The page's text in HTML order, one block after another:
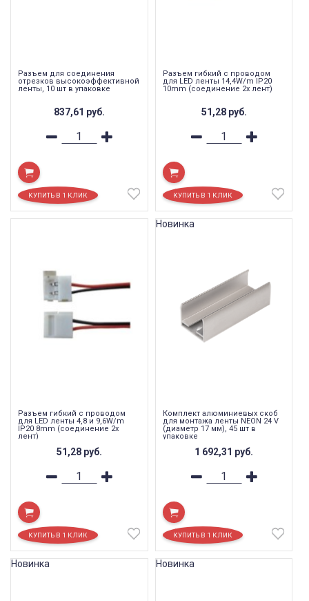
Разъем для соединения
отрезков высокоэффективной
ленты, 10 шт в упаковке
837,61 руб.
Разъем гибкий с проводом
для LED ленты 14,4W/m IP20
10mm (соединение 2х лент)
51,28 руб.
Разъем гибкий с проводом
для LED ленты 4,8 и 9,6W/m
IP20 8mm (соединение 2х
лент)
51,28 руб.
Комплект алюминиевых скоб
для монтажа ленты NEON 24 V
(диаметр 17 мм), 45 шт в
упаковке
1 692,31 руб.
Новинка
Новинка Новинка